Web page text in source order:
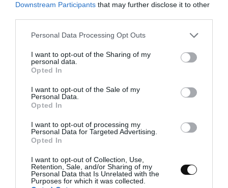
Downstream Participants that may further disclose it to other
Please note that this website/app uses one or more Google
not limited to your visit or usage behaviour. You may click to
grant or deny consent to Google and its third-party tags to
use your data for below specified purposes in below Google
consent section.
Personal Data Processing Opt Outs
I want to opt-out of the Sharing of my
personal data.
Opted In
I want to opt-out of the Sale of my
Personal Data.
Opted In
I want to opt-out of processing my
Personal Data for Targeted Advertising.
Opted In
I want to opt-out of Collection, Use,
Retention, Sale, and/or Sharing of my
Personal Data that Is Unrelated with the
Purposes for which it was collected.
centeno, reservamos.
Hacemos el preformado y formado
Preformamos una bola, procurando no desgasificar
demasiado, dejamos reposar 15 min tapando la masa con un
paño. Formamos un batard. Para elaborar estos panes utilicé
dos formados diferentes. En el pan con acabado liso formé una
de las formas que nos enseña
nos muestraChad Robertson. Dos maneras diferentes de
formar batards e igualmente buenas.
Metemos la masa en el banneton, lo tapamos con film muy bien
(o bien dentro de una bolsa de plástico grande para congelar)